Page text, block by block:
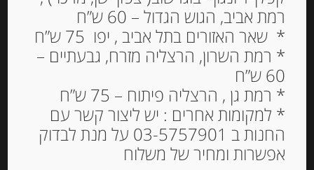
תערובת זיתים יווניים
מתובלים ILIADA – אריזת
ואקום
₪19.00
רמת אביב, הגוש הגדול – 60 ש”ח
* שאר האזורים בתל אביב , יפו 75 ש”ח
* רמת השרון, הרצליה מזרח, גבעתיים –
60 ש”ח
* רמת גן , הרצליה פיתוח – 75 ש”ח
* למקומות אחרים : יש ליצור קשר עם
החנות ב 03-5757901 על מנת לבדוק
אפשרות ומחיר של משלוח